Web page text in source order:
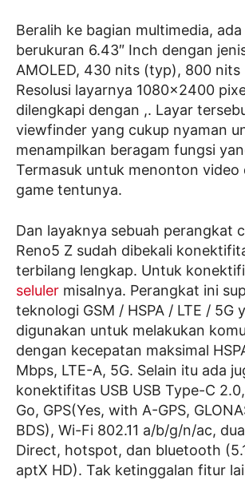
Beralih ke bagian multimedia,
berukuran 6.43″ Inch dengan
AMOLED, 430 nits (typ), 800 nits
Resolusi layarnya 1080×2400
dilengkapi dengan ,. Layar
viewfinder yang cukup nyaman
menampilkan beragam fungsi
Termasuk untuk menonton video
game tentunya.
Dan layaknya sebuah perangkat
Reno5 Z sudah dibekali
terbilang lengkap. Untuk
seluler misalnya. Perangkat ini
teknologi GSM / HSPA / LTE / 5G
digunakan untuk melakukan
dengan kecepatan maksimal
Mbps, LTE-A, 5G. Selain itu ada
konektifitas USB USB Type-C
Go, GPS(Yes, with A-GPS,
BDS), Wi-Fi 802.11 a/b/g/n/ac,
Direct, hotspot, dan bluetooth
aptX HD). Tak ketinggalan fitur